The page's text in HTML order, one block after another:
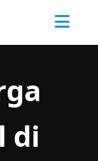
di